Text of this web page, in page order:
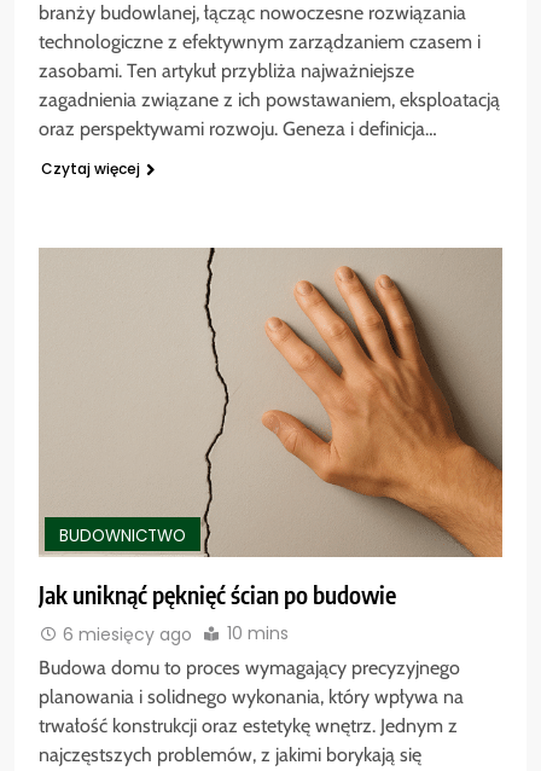
branży budowlanej, łącząc nowoczesne rozwiązania
technologiczne z efektywnym zarządzaniem czasem i
zasobami. Ten artykuł przybliża najważniejsze
zagadnienia związane z ich powstawaniem, eksploatacją
oraz perspektywami rozwoju. Geneza i definicja…
Czytaj więcej
BUDOWNICTWO
Jak uniknąć pęknięć ścian po budowie
6 miesięcy ago 10 mins
Budowa domu to proces wymagający precyzyjnego
planowania i solidnego wykonania, który wpływa na
trwałość konstrukcji oraz estetykę wnętrz. Jednym z
najczęstszych problemów, z jakimi borykają się